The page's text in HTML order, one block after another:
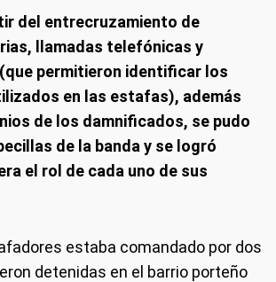
del entrecruzamiento de
llamadas telefónicas y
permitieron identificar los
en las estafas), además
de los damnificados, se pudo
de la banda y se logró
el rol de cada uno de sus
estaba comandado por dos
detenidas en el barrio porteño